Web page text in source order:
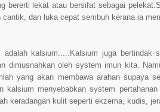
bererti lekat atau bersifat sebagai
cantik, dan luka cepat sembuh kerana ia
adalah kalsium.....Kalsium juga bertindak
dimusnahkan oleh system imun kita.
yang akan membawa arahan supaya
kalsium menyebabkan system
keradangan kulit seperti ekzema, kudis,